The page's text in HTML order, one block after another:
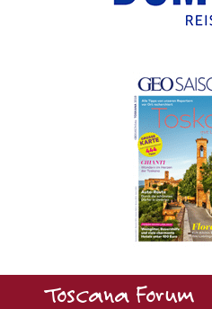
Toscana Forum